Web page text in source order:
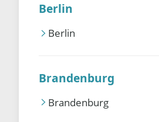
Berlin
Berlin
Brandenburg
Brandenburg